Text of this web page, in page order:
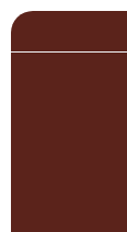
Skip
to